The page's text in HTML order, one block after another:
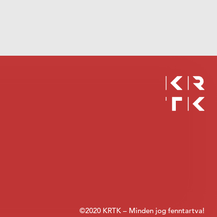
©2020 KRTK – Minden jog fenntartva!